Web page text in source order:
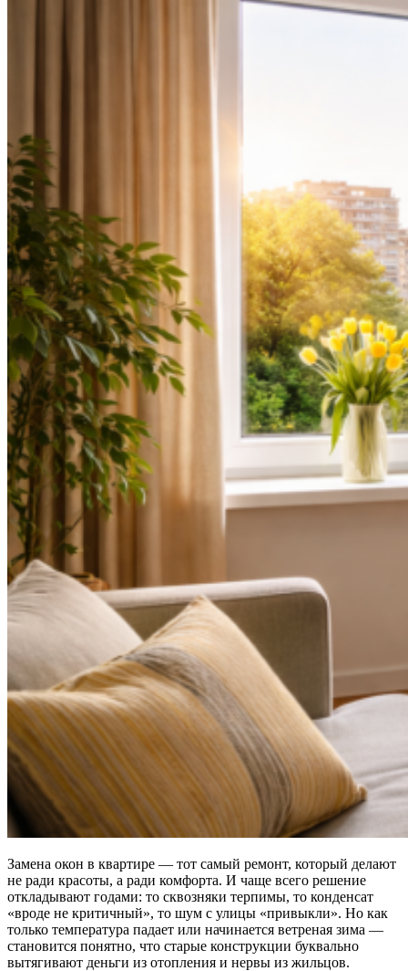
Замена окон в квартире — тот самый ремонт, который делают
не ради красоты, а ради комфорта. И чаще всего решение
откладывают годами: то сквозняки терпимы, то конденсат
«вроде не критичный», то шум с улицы «привыкли». Но как
только температура падает или начинается ветреная зима —
становится понятно, что старые конструкции буквально
вытягивают деньги из отопления и нервы из жильцов.